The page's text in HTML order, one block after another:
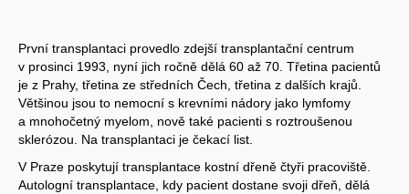
První transplantaci provedlo zdejší transplantační centrum
v prosinci 1993, nyní jich ročně dělá 60 až 70. Třetina pacientů
je z Prahy, třetina ze středních Čech, třetina z dalších krajů.
Většinou jsou to nemocní s krevními nádory jako lymfomy
a mnohočetný myelom, nově také pacienti s roztroušenou
sklerózou. Na transplantaci je čekací list.
V Praze poskytují transplantace kostní dřeně čtyři pracoviště.
Autologní transplantace, kdy pacient dostane svoji dřeň, dělá